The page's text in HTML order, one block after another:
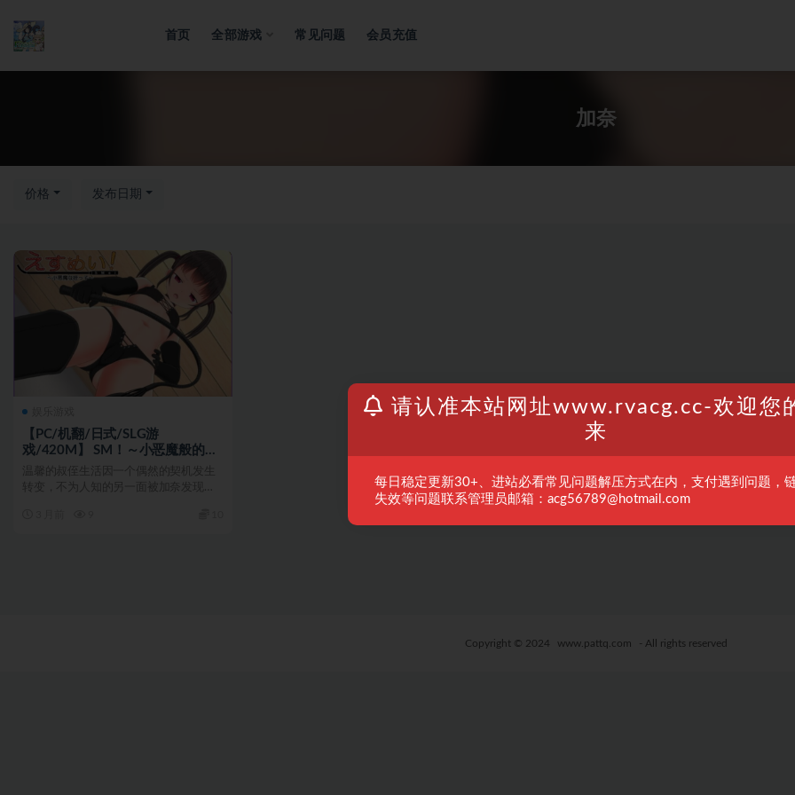
首页 全部游戏 常见问题 会员充值
加奈
价格 发布日期
【PC/机翻/日式/SLG游
戏/420M】 SM！～小恶魔般的侄
女～ （えすめい!～小悪魔な姪っ
子～）机翻版+日式SLG游戏
温馨的叔侄生活因一个偶然的契机发生
转变，不为人知的另一面被加奈发现。
Copyright © 2024 www.pattq.com - All rights reserved
请认准本站网址www.rvacg.cc-欢迎您
来
每日稳定更新30+、进站必看常见问题解压方式在内，支付遇到问题，
失效等问题联系管理员邮箱：acg56789@hotmail.com